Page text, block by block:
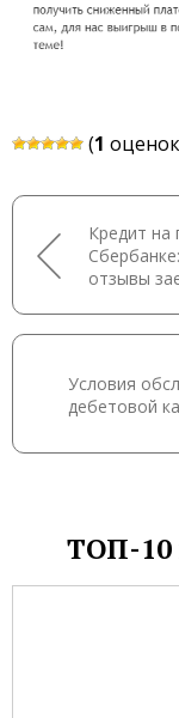
(1
Кредит на
отзывы
Условия
дебетовой
ТОП-10